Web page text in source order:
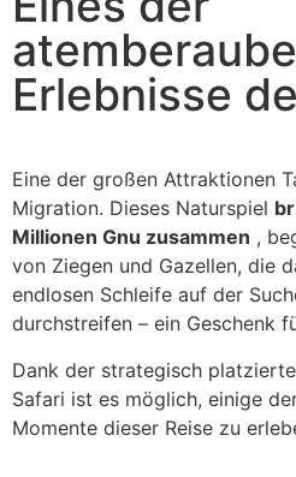
Erlebnisse
Eine der großen Attraktionen
Migration. Dieses Naturspiel
Millionen Gnu zusammen ,
von Ziegen und Gazellen, die
endlosen Schleife auf der
durchstreifen – ein Geschenk
Dank der strategisch
Safari ist es möglich, einige
Momente dieser Reise zu